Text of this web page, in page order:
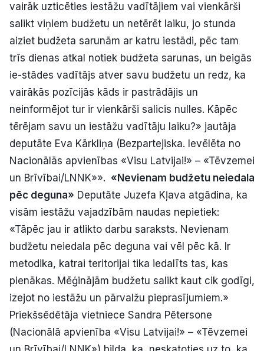
vairāk uzticēties iestāžu vadītājiem vai vienkārši
salikt viņiem budžetu un netērēt laiku, jo stunda
aiziet budžeta sarunām ar katru iestādi, pēc tam
trīs dienas atkal notiek budžeta sarunas, un beigās
ie-stādes vadītājs atver savu budžetu un redz, ka
vairākās pozīcijās kāds ir pastrādājis un
neinformējot tur ir vienkārši salicis nulles. Kāpēc
tērējam savu un iestāžu vadītāju laiku?» jautāja
deputāte Eva Kārkliņa (Bezpartejiska. Ievēlēta no
Nacionālās apvienības «Visu Latvijai!» – «Tēvzemei
un Brīvībai/LNNK»». «Nevienam budžetu neiedala
pēc deguna» Deputāte Juzefa Kļava atgādina, ka
visām iestāžu vajadzībām naudas nepietiek:
«Tāpēc jau ir atlikto darbu saraksts. Nevienam
budžetu neiedala pēc deguna vai vēl pēc kā. Ir
metodika, katrai teritorijai tika iedalīts tas, kas
pienākas. Mēģinājām budžetu salikt kaut cik godīgi,
izejot no iestāžu un pārvalžu pieprasījumiem.»
Priekšsēdētāja vietniece Sandra Pētersone
(Nacionālā apvienība «Visu Latvijai!» – «Tēvzemei